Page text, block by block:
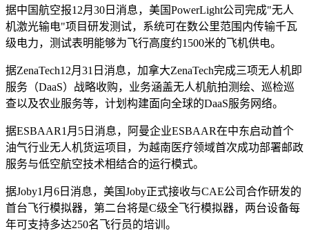
据中国航空报12月30日消息，美国PowerLight公司完成"无人
机激光输电"项目研发测试，系统可在数公里范围内传输千瓦
级电力，测试表明能够为飞行高度约1500米的飞机供电。
据ZenaTech12月31日消息，加拿大ZenaTech完成三项无人机即
服务（DaaS）战略收购，业务涵盖无人机航拍测绘、巡检巡
查以及农业服务等，计划构建面向全球的DaaS服务网络。
据ESBAAR1月5日消息，阿曼企业ESBAAR在中东启动首个
油气行业无人机货运项目，为越南医疗领域首次成功部署邮政
服务与低空航空技术相结合的运行模式。
据Joby1月6日消息，美国Joby正式接收与CAE公司合作研发的
首台飞行模拟器，第二台将是C级全飞行模拟器，两台设备每
年可支持多达250名飞行员的培训。